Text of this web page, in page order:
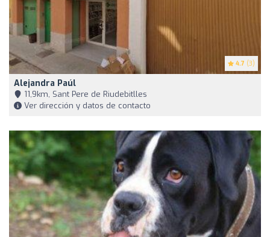
4.7 (3)
Alejandra Paúl
11,9km, Sant Pere de Riudebitlles
Ver dirección y datos de contacto